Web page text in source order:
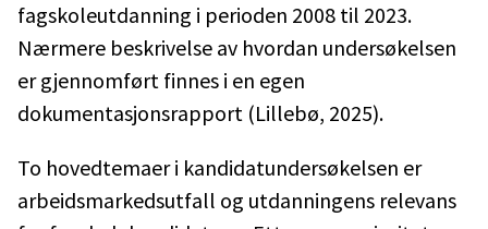
fagskoleutdanning i perioden 2008 til 2023.
Nærmere beskrivelse av hvordan undersøkelsen
er gjennomført finnes i en egen
dokumentasjonsrapport (Lillebø, 2025).
To hovedtemaer i kandidatundersøkelsen er
arbeidsmarkedsutfall og utdanningens relevans